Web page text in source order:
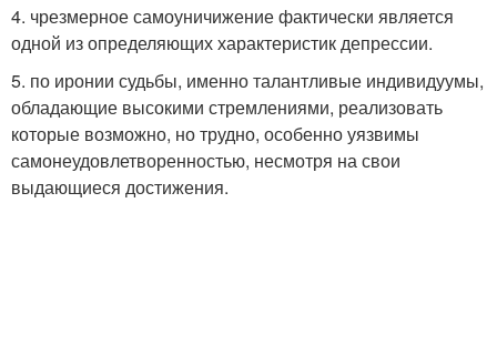
4. чрезмерное самоуничижение фактически является
одной из определяющих характеристик депрессии.
5. по иронии судьбы, именно талантливые индивидуумы,
обладающие высокими стремлениями, реализовать
которые возможно, но трудно, особенно уязвимы
самонеудовлетворенностью, несмотря на свои
выдающиеся достижения.